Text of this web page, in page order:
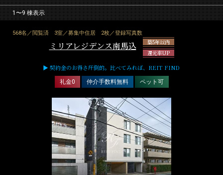
1〜9 棟表示
568名／閲覧済 3室／募集中住居 2枚／登録写真数
ミリアレジデンス南馬込
築5年以内
還元率UP
▶ 契約金のお得さ圧倒的。比べてみれば、REIT FIND
礼金0 仲介手数料無料 ペット可